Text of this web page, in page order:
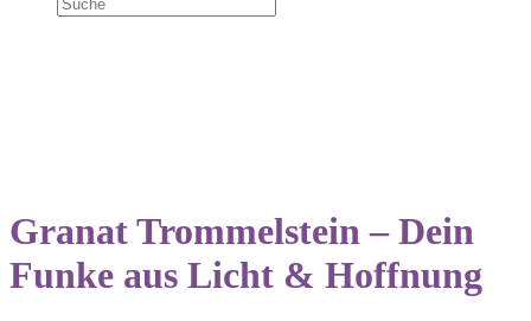
Granat Trommelstein – Dein
Funke aus Licht & Hoffnung